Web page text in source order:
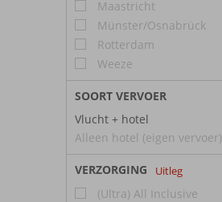
Maastricht
Münster/Osnabrück
Rotterdam
Weeze
SOORT VERVOER
Vlucht + hotel
Alleen hotel (eigen vervoer)
VERZORGING Uitleg
(Ultra) All Inclusive